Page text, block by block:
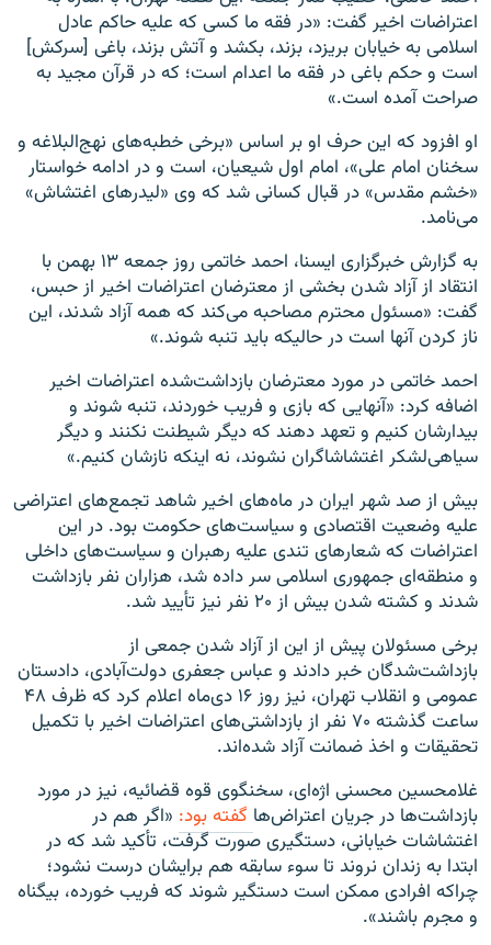
اعتراضات اخیر گفت: «در فقه ما کسی که علیه حاکم عادل
اسلامی به خیابان بریزد، بزند، بکشد و آتش بزند، باغی [سرکش]
است و حکم باغی در فقه ما اعدام است؛ که در قرآن مجید به
صراحت آمده است.»
او افزود که این حرف او بر اساس «برخی خطبه‌های نهج‌البلاغه و
سخنان امام علی»، امام اول شیعیان، است و در ادامه خواستار
«خشم مقدس» در قبال کسانی شد که وی «لیدرهای اغتشاش»
می‌نامد.
به گزارش خبرگزاری ایسنا، احمد خاتمی روز جمعه ۱۳ بهمن با
انتقاد از آزاد شدن بخشی از معترضان اعتراضات اخیر از حبس،
گفت: «مسئول محترم مصاحبه می‌کند که همه آزاد شدند، این
ناز کردن آنها است در حالیکه باید تنبه شوند.»
احمد خاتمی در مورد معترضان بازداشت‌شده اعتراضات اخیر
اضافه کرد: «آنهایی که بازی و فریب خوردند، تنبه شوند و
بیدارشان کنیم و تعهد دهند که دیگر شیطنت نکنند و دیگر
سیاهی‌لشکر اغتشاشاگران نشوند، نه اینکه نازشان کنیم.»
بیش از صد شهر ایران در ماه‌های اخیر شاهد تجمع‌های اعتراضی
علیه وضعیت اقتصادی و سیاست‌های حکومت بود. در این
اعتراضات که شعارهای تندی علیه رهبران و سیاست‌های داخلی
و منطقه‌ای جمهوری اسلامی سر داده شد، هزاران نفر بازداشت
شدند و کشته شدن بیش از ۲۰ نفر نیز تأیید شد.
برخی مسئولان پیش از این از آزاد شدن جمعی از
بازداشت‌شدگان خبر دادند و عباس جعفری دولت‌آبادی، دادستان
عمومی و انقلاب تهران، نیز روز ۱۶ دی‌ماه اعلام کرد که ظرف ۴۸
ساعت گذشته ۷۰ نفر از بازداشتی‌های اعتراضات اخیر با تکمیل
تحقیقات و اخذ ضمانت آزاد شده‌اند.
غلامحسین محسنی اژه‌ای، سخنگوی قوه قضائیه، نیز در مورد
بازداشت‌ها در جریان اعتراض‌ها گفته بود: «اگر هم در
اغتشاشات خیابانی، دستگیری صورت گرفت، تأکید شد که در
ابتدا به زندان نروند تا سوء سابقه هم برایشان درست نشود؛
چراکه افرادی ممکن است دستگیر شوند که فریب خورده، بیگناه
و مجرم باشند».